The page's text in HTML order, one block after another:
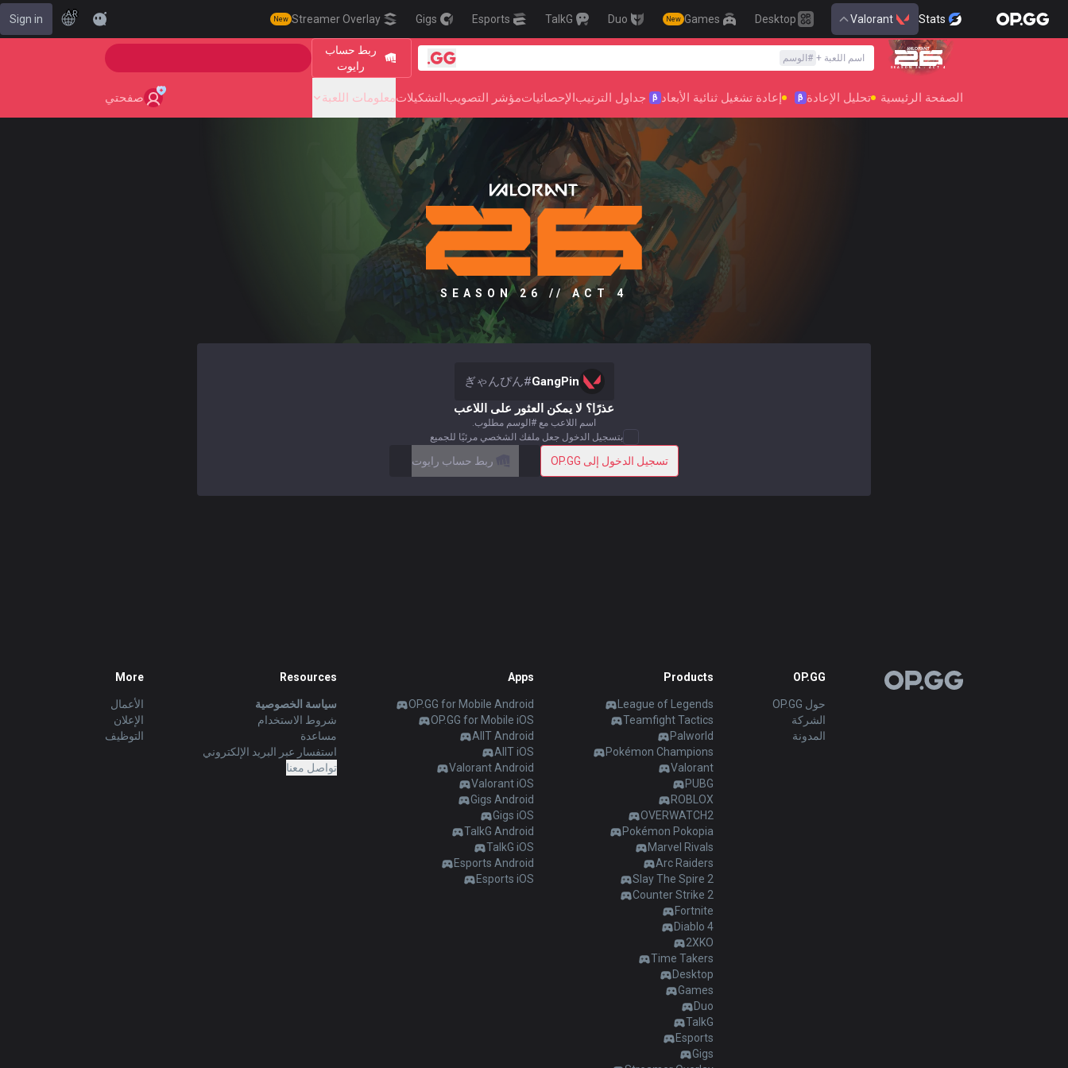
Stats
Valorant
Desktop
Games
New
Duo
TalkG
Esports
Gigs
Streamer Overlay
New
AR
Sign in
SEASON 26 : ACT 4
اسم اللعبة +
# الوسم
ربط حساب
رايوت
الصفحة الرئيسية تحليل الإعادة β إعادة تشغيل ثنائية الأبعاد β جداول الترتيبالإحصائياتمؤشر التصويبالتشكيلاتمعلومات اللعبة صفحتي
SEASON 26 // ACT 4
GangPin
#
ぎゃんぴん
عذرًا؟ لا يمكن العثور على اللاعب
اسم اللاعب مع #الوسم مطلوب.
بتسجيل الدخول جعل ملفك الشخصي مرئيًا للجميع
تسجيل الدخول إلى OP.GG ربط حساب رايوت
OP.GG
OP.GG
حول OP.GG
الشركة
المدونة
Products
League of Legends
Teamfight Tactics
Palworld
Pokémon Champions
Valorant
PUBG
ROBLOX
OVERWATCH2
Pokémon Pokopia
Marvel Rivals
Arc Raiders
Slay The Spire 2
Counter Strike 2
Fortnite
Diablo 4
2XKO
Time Takers
Desktop
Games
Duo
TalkG
Esports
Gigs
Apps
OP.GG for Mobile Android
OP.GG for Mobile iOS
AllT Android
AllT iOS
Valorant Android
Valorant iOS
Gigs Android
Gigs iOS
TalkG Android
TalkG iOS
Esports Android
Esports iOS
Resources
سياسة الخصوصية
شروط الاستخدام
مساعدة
استفسار عبر البريد الإلكتروني
تواصل معنا
More
الأعمال
الإعلان
التوظيف